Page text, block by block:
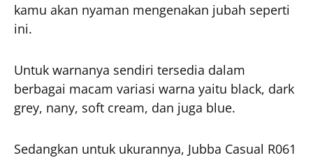
kamu akan nyaman mengenakan jubah seperti
ini.
Untuk warnanya sendiri tersedia dalam
berbagai macam variasi warna yaitu black, dark
grey, nany, soft cream, dan juga blue.
Sedangkan untuk ukurannya, Jubba Casual R061